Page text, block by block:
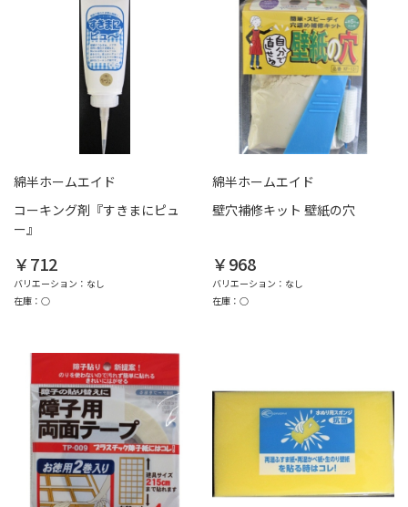
綿半ホームエイド
コーキング剤『すきまにピュ
ー』
￥712
バリエーション：なし
在庫：○
綿半ホームエイド
壁穴補修キット 壁紙の穴
￥968
バリエーション：なし
在庫：○